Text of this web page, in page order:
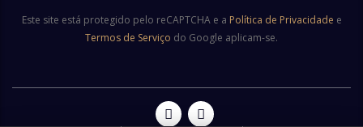
Este site está protegido pelo reCAPTCHA e a Política de Privacidade e
Termos de Serviço do Google aplicam-se.